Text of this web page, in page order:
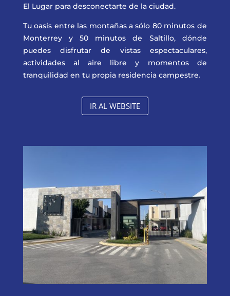
El Lugar para desconectarte de la ciudad.
Tu oasis entre las montañas a sólo 80 minutos de
Monterrey y 50 minutos de Saltillo, dónde
puedes disfrutar de vistas espectaculares,
actividades al aire libre y momentos de
tranquilidad en tu propia residencia campestre.
IR AL WEBSITE